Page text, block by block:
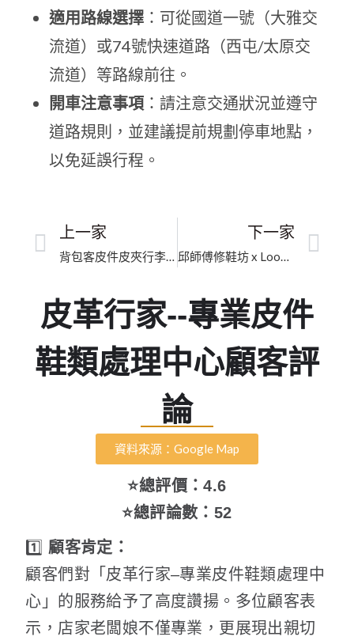
適用路線選擇 ：可從國道一號（大雅交
流道）或74號快速道路（西屯/太原交
流道）等路線前往。
開車注意事項 ：請注意交通狀況並遵守
道路規則，並建議提前規劃停車地點，
以免延誤行程。
上一家
背包客皮件皮夾行李箱｜新竹市邊油重製｜細膩修復、煥然一新
下一家
邱師傅修鞋坊 x Loona工作室｜專業安全鞋販售｜台中大里修鞋修包｜臺中市背帶改短打洞｜五星口碑推薦、高奢皮件維修
皮革行家--專業皮件
鞋類處理中心顧客評
論
資料來源：Google Map
⭐總評價：4.6
⭐總評論數：52
1️⃣ 顧客肯定：
顧客們對「皮革行家–專業皮件鞋類處理中
心」的服務給予了高度讚揚。多位顧客表
示，店家老闆娘不僅專業，更展現出親切